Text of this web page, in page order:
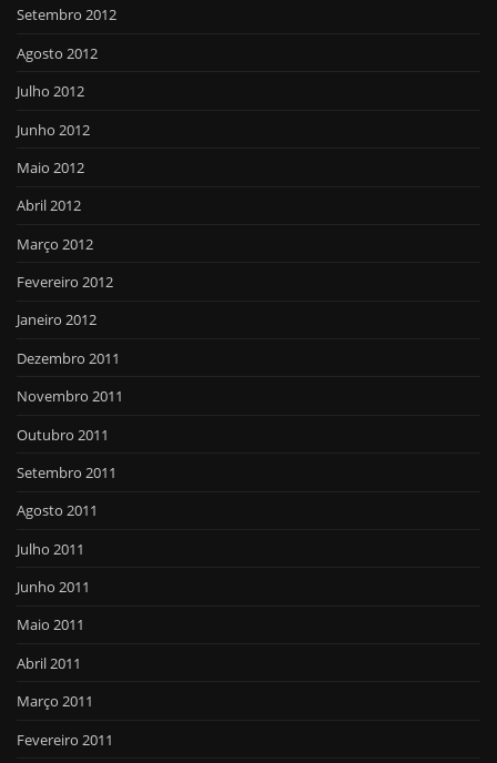
Setembro 2012
Agosto 2012
Julho 2012
Junho 2012
Maio 2012
Abril 2012
Março 2012
Fevereiro 2012
Janeiro 2012
Dezembro 2011
Novembro 2011
Outubro 2011
Setembro 2011
Agosto 2011
Julho 2011
Junho 2011
Maio 2011
Abril 2011
Março 2011
Fevereiro 2011